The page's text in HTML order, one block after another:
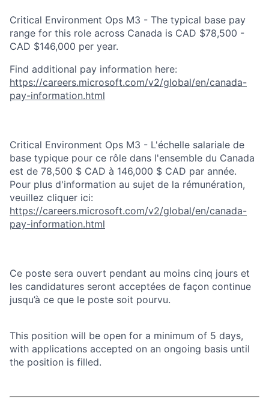
Critical Environment Ops M3 - The typical base pay
range for this role across Canada is CAD $78,500 -
CAD $146,000 per year.
Find additional pay information here:
https://careers.microsoft.com/v2/global/en/canada-
pay-information.html
Critical Environment Ops M3 - L'échelle salariale de
base typique pour ce rôle dans l'ensemble du Canada
est de 78,500 $ CAD à 146,000 $ CAD par année.
Pour plus d'information au sujet de la rémunération,
veuillez cliquer ici:
https://careers.microsoft.com/v2/global/en/canada-
pay-information.html
Ce poste sera ouvert pendant au moins cinq jours et
les candidatures seront acceptées de façon continue
jusqu’à ce que le poste soit pourvu.
This position will be open for a minimum of 5 days,
with applications accepted on an ongoing basis until
the position is filled.